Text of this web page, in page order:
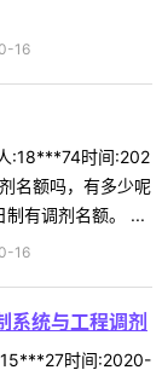
16
:18***74时间:202
名额吗，有多少呢
制有调剂名额。 ...
16
系统与工程调剂
时间:2020-